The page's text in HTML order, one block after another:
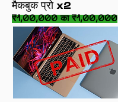
मैकबुक प्रो x2
₹1,00,000 का ₹1,00,000